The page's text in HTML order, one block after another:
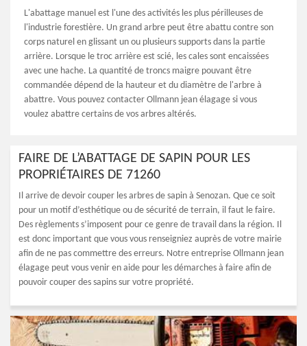
L'abattage manuel est l'une des activités les plus périlleuses de
l'industrie forestière. Un grand arbre peut être abattu contre son
corps naturel en glissant un ou plusieurs supports dans la partie
arrière. Lorsque le troc arrière est scié, les cales sont encaissées
avec une hache. La quantité de troncs maigre pouvant être
commandée dépend de la hauteur et du diamètre de l'arbre à
abattre. Vous pouvez contacter Ollmann jean élagage si vous
voulez abattre certains de vos arbres altérés.
FAIRE DE L’ABATTAGE DE SAPIN POUR LES
PROPRIÉTAIRES DE 71260
Il arrive de devoir couper les arbres de sapin à Senozan. Que ce soit
pour un motif d’esthétique ou de sécurité de terrain, il faut le faire.
Des règlements s’imposent pour ce genre de travail dans la région. Il
est donc important que vous vous renseigniez auprès de votre mairie
afin de ne pas commettre des erreurs. Notre entreprise Ollmann jean
élagage peut vous venir en aide pour les démarches à faire afin de
pouvoir couper des sapins sur votre propriété.